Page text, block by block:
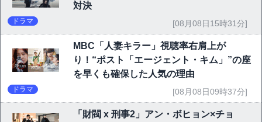
対決
ドラマ [08月08日15時31分]
MBC「人妻キラー」視聴率右肩上が
り！“ポスト「エージェント・キム」”の座
を早くも確保した人気の理由
ドラマ [08月08日09時37分]
「財閥 x 刑事2」アン・ボヒョン×チョ